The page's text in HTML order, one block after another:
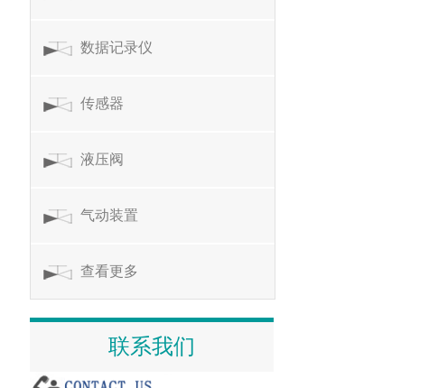
数据记录仪
传感器
液压阀
气动装置
查看更多
联系我们